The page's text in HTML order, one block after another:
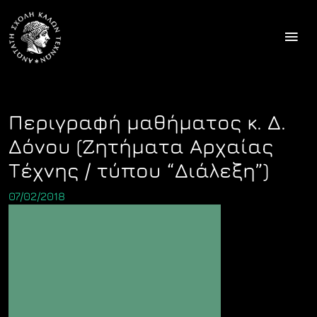
content
Περιγραφή μαθήματος κ. Δ.
Δόνου (Ζητήματα Αρχαίας
Τέχνης / τύπου “Διάλεξη”)
07/02/2018